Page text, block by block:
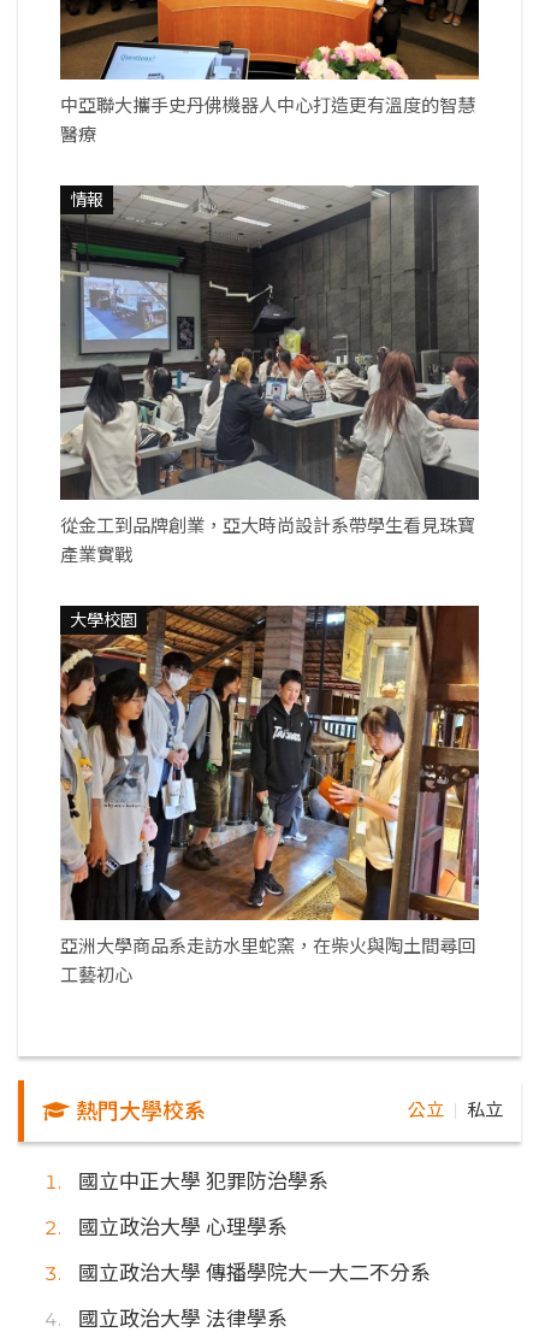
中亞聯大攜手史丹佛機器人中心打造更有溫度的智慧
醫療
情報
從金工到品牌創業，亞大時尚設計系帶學生看見珠寶
產業實戰
大學校園
亞洲大學商品系走訪水里蛇窯，在柴火與陶土間尋回
工藝初心
熱門大學校系 公立 私立
國立中正大學 犯罪防治學系
國立政治大學 心理學系
國立政治大學 傳播學院大一大二不分系
國立政治大學 法律學系